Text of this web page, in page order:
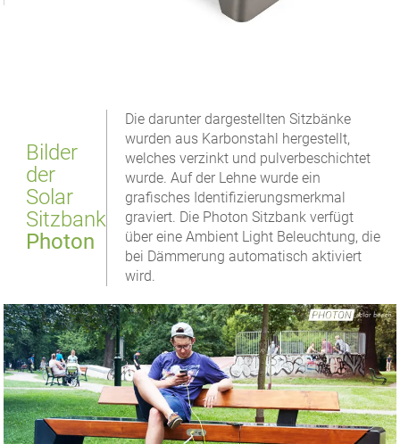
Bilder
der
Solar
Sitzbank
Photon
Die darunter dargestellten Sitzbänke
wurden aus Karbonstahl hergestellt,
welches verzinkt und pulverbeschichtet
wurde. Auf der Lehne wurde ein
grafisches Identifizierungsmerkmal
graviert. Die Photon Sitzbank verfügt
über eine Ambient Light Beleuchtung, die
bei Dämmerung automatisch aktiviert
wird.